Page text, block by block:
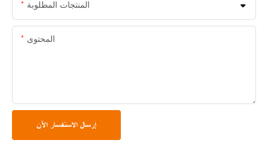
المنتجات المطلوبة
المحتوى
إرسال الاستفسار الآن